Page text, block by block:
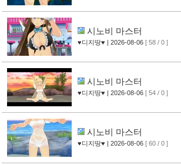
시노비 마스터
♥디지땅♥ | 2026-08-06 [ 58 / 0 ]
시노비 마스터
♥디지땅♥ | 2026-08-06 [ 54 / 0 ]
시노비 마스터
♥디지땅♥ | 2026-08-06 [ 60 / 0 ]